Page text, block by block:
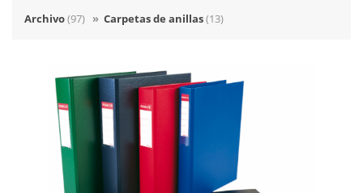
Archivo(97) » Carpetas de anillas(13)